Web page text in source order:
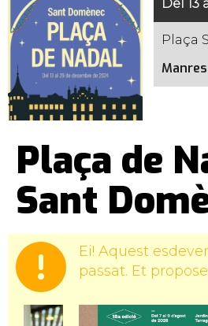
Del 13
Plaça
Plaça de
Sant
Ei! Aquest
passat. Et